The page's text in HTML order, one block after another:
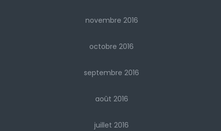
novembre 2016
octobre 2016
septembre 2016
août 2016
juillet 2016